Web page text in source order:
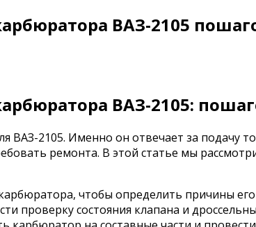
ВАЗ-2105
ВАЗ-2105:
2105. Именно он отвечает за подачу
ремонта. В этой статье мы
чтобы определить причины
проверку состояния клапана и